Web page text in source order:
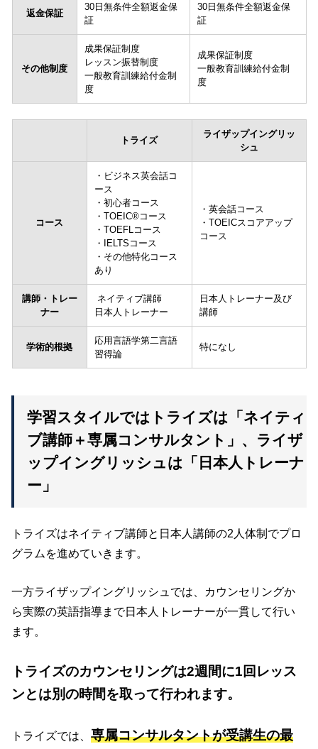
返金保証
30日無条件全額返金保
証
30日無条件全額返金保
証
その他制度
成果保証制度
レッスン振替制度
一般教育訓練給付金制
度
成果保証制度
一般教育訓練給付金制
度
トライズ
ライザップイングリッ
シュ
コース
・ビジネス英会話コ
ース
・初心者コース
・TOEIC®コース
・TOEFLコース
・IELTSコース
・その他特化コース
あり
・英会話コース
・TOEICスコアアップ
コース
講師・トレー
ナー
ネイティブ講師
日本人トレーナー
日本人トレーナー及び
講師
学術的根拠
応用言語学第二言語
習得論
特になし
学習スタイルではトライズは「ネイティ
ブ講師＋専属コンサルタント」、ライザ
ップイングリッシュは「日本人トレーナ
ー」
トライズはネイティブ講師と日本人講師の2人体制でプロ
グラムを進めていきます。
一方ライザップイングリッシュでは、カウンセリングか
ら実際の英語指導まで日本人トレーナーが一貫して行い
ます。
トライズのカウンセリングは2週間に1回レッス
ンとは別の時間を取って行われます。
トライズでは、専属コンサルタントが受講生の最